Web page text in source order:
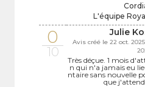
L'équipe
0
10
Julie
Avis créé le 22 oct.
Très déçue. 1 mois
n qui n'a jamais eu
ntaire sans nouvelle
que